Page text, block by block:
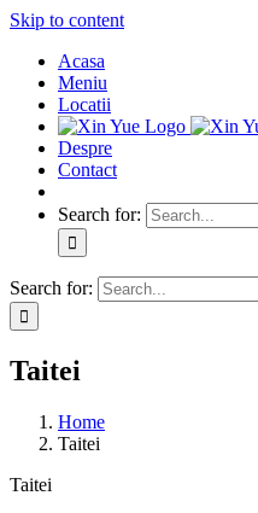
Skip to content
Acasa
Meniu
Locatii
Despre
Contact
Search for:
Search for:
Taitei
Home
Taitei
Taitei